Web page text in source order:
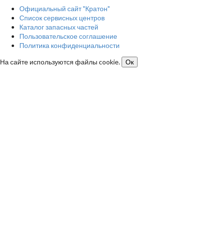
Официальный сайт "Кратон"
Список сервисных центров
Каталог запасных частей
Пользовательское соглашение
Политика конфиденциальности
На сайте используются файлы cookie.
Ок